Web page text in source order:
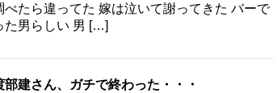
たら違ってた 嫁は泣いて謝ってきた バーで
た男らしい 男 […]
部建さん、ガチで終わった・・・